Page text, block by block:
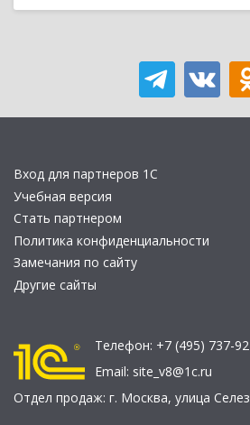
Вход для партнеров 1С
Учебная версия
Стать партнером
Политика конфиденциальности
Замечания по сайту
Другие сайты
Телефон: +7 (495) 737-
Email: site_v8@1c.ru
Отдел продаж: г. Москва, улица